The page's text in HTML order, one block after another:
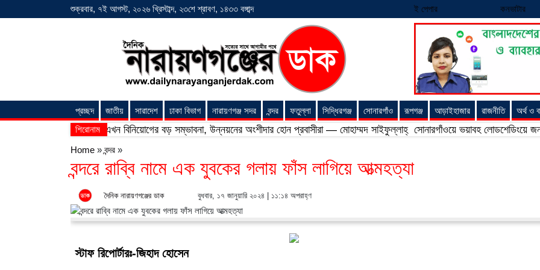
শুক্রবার, ৭ই আগস্ট, ২০২৬ খ্রিস্টাব্দ, ২৩শে শ্রাবণ, ১৪৩৩ বঙ্গাব্দ ই পেপার কনভাটার
প্রচ্ছদ জাতীয় সারাদেশ ঢাকা বিভাগ নারায়ণগঞ্জ সদর বন্দর ফতুল্লা সিদ্ধিরগঞ্জ সোনারগাঁও রূপগঞ্জ আড়াইহাজার রাজনীতি অর্থ ও
শিরোনাম
বাংলাদেশে এখন বিনিয়োগের বড় সম্ভাবনা, উন্নয়নের অংশীদার হোন প্রবাসীরা — মোহাম্মদ সাইফুল্লাহ্ সোনারগাঁওয়ে ভয়াবহ লোডশেডিংয়ে জনজীবন
Home » বন্দর »
বন্দরে রাব্বি নামে এক যুবকের গলায় ফাঁস লাগিয়ে আত্মহত্যা
দৈনিক নারায়ণগঞ্জের ডাক বুধবার, ১৭ জানুয়ারি ২০২৪ | ১১:১৪ অপরাহ্ণ
স্টাফ রিপোর্টারঃ-জিহাদ হোসেন